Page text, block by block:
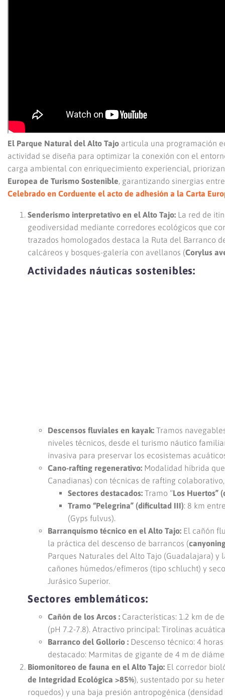
El Parque Natural del Alto Tajo articula una programación
actividad se diseña para optimizar la conexión con el
carga ambiental con enriquecimiento experiencial,
Europea de Turismo Sostenible, garantizando sinergias
Celebrado en Corduente el acto de adhesión a la Carta
Senderismo interpretativo en el Alto Tajo: La red de
geodiversidad mediante corredores ecológicos que
trazados homologados destaca la Ruta del Barranco
calcáreos y bosques-galería con avellanos (Corylus
Actividades náuticas sostenibles:
Descensos fluviales en kayak: Tramos
niveles técnicos, desde el turismo náutico
invasiva para preservar los ecosistemas
Cano-rafting regenerativo: Modalidad híbrida
Canadianas) con técnicas de rafting
Sectores destacados: Tramo “Los Huertos”
Tramo “Pelegrina” (dificultad III): 8 km
(Gyps fulvus).
Barranquismo técnico en el Alto Tajo: El cañón
la práctica del descenso de barrancos (
Parques Naturales del Alto Tajo (Guadalajara)
cañones húmedos/efímeros (tipo schlucht) y
Jurásico Superior.
Sectores emblemáticos:
Cañón de los Arcos : Características: 1.2 km de
(pH 7.2-7.8). Atractivo principal: Tirolinas
Barranco del Gollorio : Descenso técnico: 4
destacado: Marmitas de gigante de 4 m de
Biomonitoreo de fauna en el Alto Tajo: El corredor
de Integridad Ecológica >85%), sustentado por su
roquedos) y una baja presión antropogénica